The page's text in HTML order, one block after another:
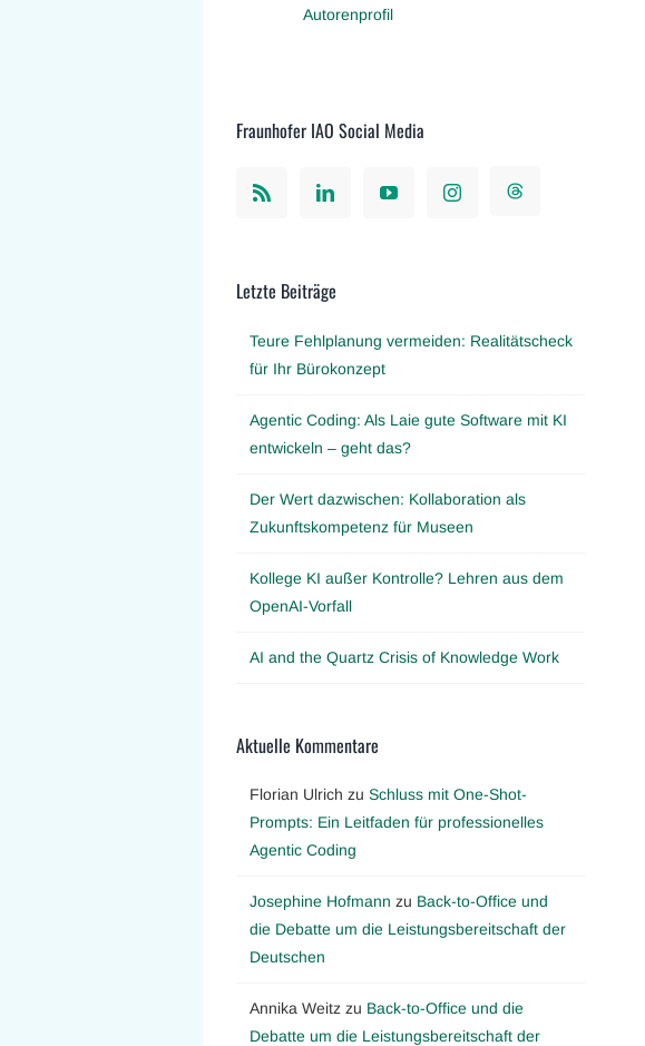
Autorenprofil
Fraunhofer IAO Social Media
Letzte Beiträge
Teure Fehlplanung vermeiden: Realitätscheck
für Ihr Bürokonzept
Agentic Coding: Als Laie gute Software mit KI
entwickeln – geht das?
Der Wert dazwischen: Kollaboration als
Zukunftskompetenz für Museen
Kollege KI außer Kontrolle? Lehren aus dem
OpenAI-Vorfall
AI and the Quartz Crisis of Knowledge Work
Aktuelle Kommentare
Florian Ulrich zu Schluss mit One-Shot-
Prompts: Ein Leitfaden für professionelles
Agentic Coding
Josephine Hofmann zu Back-to-Office und
die Debatte um die Leistungsbereitschaft der
Deutschen
Annika Weitz zu Back-to-Office und die
Debatte um die Leistungsbereitschaft der